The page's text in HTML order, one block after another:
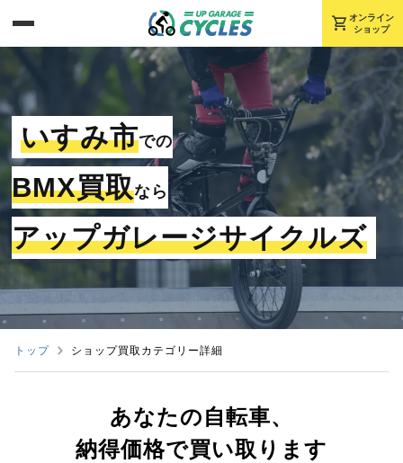
shopping_cart オンライン
ショップ
いすみ市での
BMX買取なら
アップガレージサイクルズ
トップ ショップ買取カテゴリー詳細
あなたの自転車、
納得価格で買い取ります